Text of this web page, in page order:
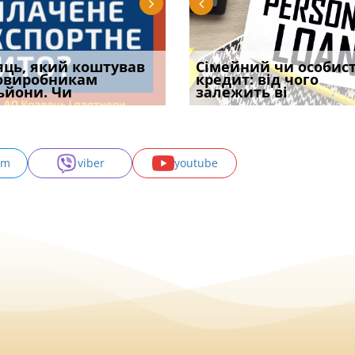
встановив для
шкоди
Документи, на яких не
проставляється
апостиль: пер
який коштував
Чи
Огляд практики ВС від
Ростислава Кравця, що
опублі
потрібна ФОП
у 2026 році:
засто
Сімейний чи
кредит: від чого
залежить ві
Восьмий ААС
підтвердив, що
може скас
viber youtube